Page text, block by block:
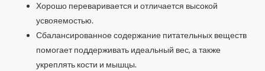
Хорошо переваривается и отличается высокой
усвояемостью.
Сбалансированное содержание питательных веществ
помогает поддерживать идеальный вес, а также
укреплять кости и мышцы.